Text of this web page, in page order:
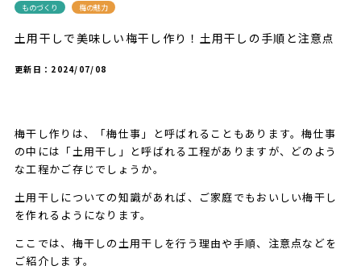
ものづくり 梅の魅力
土用干しで美味しい梅干し作り！土用干しの手順と注意点
更新日： 2024/07/08
梅干し作りは、「梅仕事」と呼ばれることもあります。梅仕事
の中には「土用干し」と呼ばれる工程がありますが、どのよう
な工程かご存じでしょうか。
土用干しについての知識があれば、ご家庭でもおいしい梅干し
を作れるようになります。
ここでは、梅干しの土用干しを行う理由や手順、注意点などを
ご紹介します。